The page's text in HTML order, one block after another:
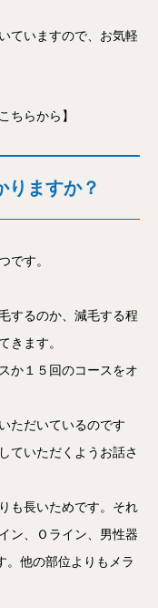
ていますので、お気軽
ちらから】
ますか？
です。
するのか、減毛する程
きます。
か１５回のコースをオ
ただいているのです
ていただくようお話さ
も長いためです。それ
ン、Ｏライン、男性器
。他の部位よりもメラ